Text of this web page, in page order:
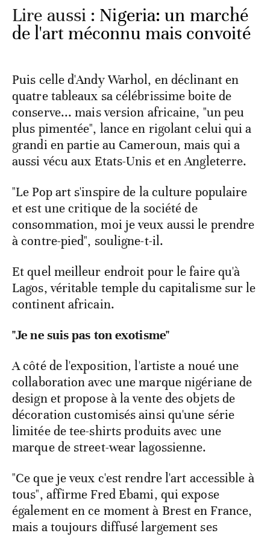
Lire aussi : Nigeria: un marché
de l'art méconnu mais convoité
Puis celle d'Andy Warhol, en déclinant en
quatre tableaux sa célébrissime boite de
conserve... mais version africaine, "un peu
plus pimentée", lance en rigolant celui qui a
grandi en partie au Cameroun, mais qui a
aussi vécu aux Etats-Unis et en Angleterre.
"Le Pop art s'inspire de la culture populaire
et est une critique de la société de
consommation, moi je veux aussi le prendre
à contre-pied", souligne-t-il.
Et quel meilleur endroit pour le faire qu'à
Lagos, véritable temple du capitalisme sur le
continent africain.
"Je ne suis pas ton exotisme"
A côté de l'exposition, l'artiste a noué une
collaboration avec une marque nigériane de
design et propose à la vente des objets de
décoration customisés ainsi qu'une série
limitée de tee-shirts produits avec une
marque de street-wear lagossienne.
"Ce que je veux c'est rendre l'art accessible à
tous", affirme Fred Ebami, qui expose
également en ce moment à Brest en France,
mais a toujours diffusé largement ses